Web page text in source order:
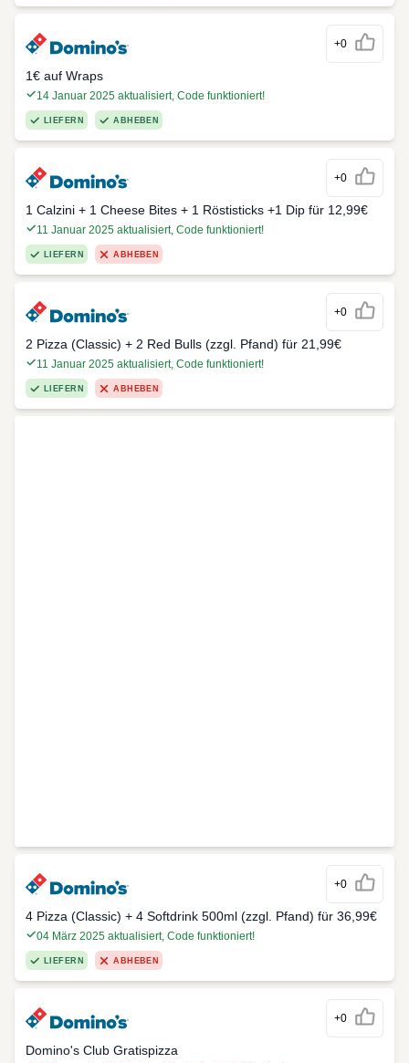
+0
1€ auf Wraps
14 Januar 2025 aktualisiert, Code funktioniert!
LIEFERN ABHEBEN
+0
1 Calzini + 1 Cheese Bites + 1 Röstisticks +1 Dip für 12,99€
11 Januar 2025 aktualisiert, Code funktioniert!
LIEFERN ABHEBEN
+0
2 Pizza (Classic) + 2 Red Bulls (zzgl. Pfand) für 21,99€
11 Januar 2025 aktualisiert, Code funktioniert!
LIEFERN ABHEBEN
+0
4 Pizza (Classic) + 4 Softdrink 500ml (zzgl. Pfand) für 36,99€
04 März 2025 aktualisiert, Code funktioniert!
LIEFERN ABHEBEN
+0
Domino's Club Gratispizza